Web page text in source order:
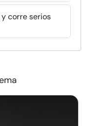
corre serios